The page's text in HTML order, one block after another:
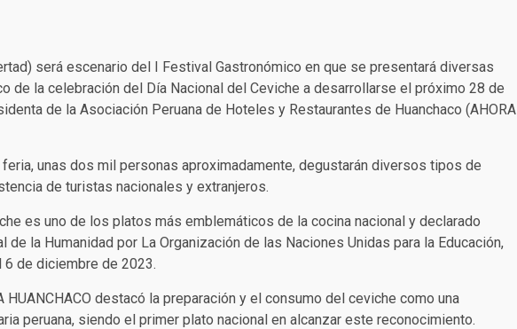
será escenario del I Festival Gastronómico en que se presentará diversas
de la celebración del Día Nacional del Ceviche a desarrollarse el próximo 28 de
de la Asociación Peruana de Hoteles y Restaurantes de Huanchaco (AHORA
unas dos mil personas aproximadamente, degustarán diversos tipos de
de turistas nacionales y extranjeros.
es uno de los platos más emblemáticos de la cocina nacional y declarado
de la Humanidad por La Organización de las Naciones Unidas para la Educación,
6 de diciembre de 2023.
HUANCHACO destacó la preparación y el consumo del ceviche como una
peruana, siendo el primer plato nacional en alcanzar este reconocimiento.